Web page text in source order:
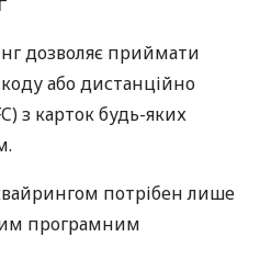
дозволяє приймати
або дистанційно
з карток будь-яких
потрібен лише
програмним